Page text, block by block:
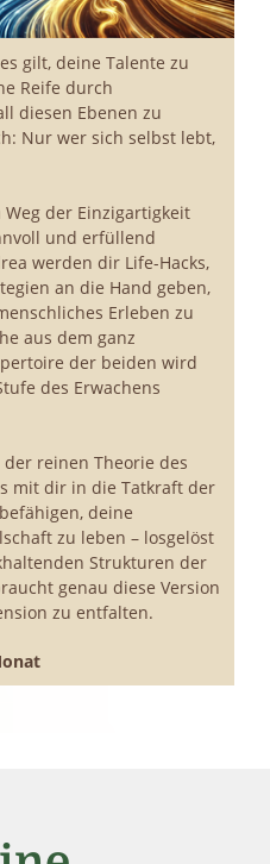
gilt, deine Talente zu
Reife durch
diesen Ebenen zu
Nur wer sich selbst lebt,
der Einzigartigkeit
und erfüllend
werden dir Life-Hacks,
an die Hand geben,
Erleben zu
aus dem ganz
der beiden wird
des Erwachens
reinen Theorie des
mit dir in die Tatkraft der
deine
zu leben – losgelöst
Strukturen der
genau diese Version
zu entfalten.